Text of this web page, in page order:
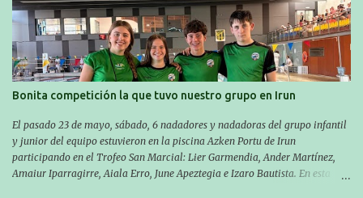
compañero Asier Gorostegi participaron en la V. San Antón Bira. En esta
travesía se realiza un recorrido desde la playa de Gaztetape hasta la playa
de Malkorbe, pero debido al estado del mar de aquel día, la organización
decidió hacerlo en el interior de la bahía de la playa de Malkorbe. Así,
Asier completó el recorrido en 29 minutos y 30 segundos, c...
Bonita competición la que tuvo nuestro grupo en Irun
El pasado 23 de mayo, sábado, 6 nadadores y nadadoras del grupo infantil
y junior del equipo estuvieron en la piscina Azken Portu de Irun
participando en el Trofeo San Marcial: Lier Garmendia, Ander Martínez,
Amaiur Iparragirre, Aiala Erro, June Apeztegia e Izaro Bautista. En esta